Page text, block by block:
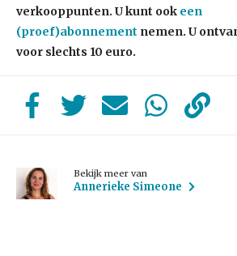
verkooppunten. U kunt ook een
(proef)abonnement nemen. U
voor slechts 10 euro.
Bekijk meer van
Annerieke Simeone